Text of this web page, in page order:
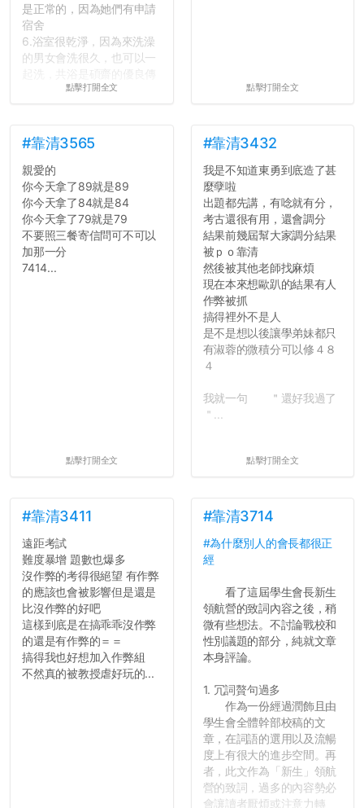
是正常的，因為她們有申請
宿舍
6.浴室很乾淨，因為來洗澡
的男女會洗很久，也可以一
舍房間，都歡迎留言讓我知
道...
點擊打開全文 點擊打開全文
#靠清3565
親愛的
你今天拿了89就是89
你今天拿了84就是84
你今天拿了79就是79
不要照三餐寄信問可不可以
加那一分
7414...
點擊打開全文
#靠清3432
我是不知道東勇到底造了甚
麼孽啦
出題都先講，有唸就有分，
考古還很有用，還會調分
結果前幾屆幫大家調分結果
被ｐｏ靠清
然後被其他老師找麻煩
現在本來想歐趴的結果有人
作弊被抓
搞得裡外不是人
是不是想以後讓學弟妹都只
有淑蓉的微積分可以修４８
４
我就一句 ＂還好我過了
＂...
點擊打開全文
#靠清3411
遠距考試
難度暴增 題數也爆多
沒作弊的考得很絕望 有作弊
的應該也會被影響但是還是
比沒作弊的好吧
這樣到底是在搞乖乖沒作弊
的還是有作弊的＝＝
搞得我也好想加入作弊組
不然真的被教授虐好玩的...
#靠清3714
#為什麼別人的會長都很正
經
看了這屆學生會長新生
領航營的致詞內容之後，稍
微有些想法。不討論戰校和
性別議題的部分，純就文章
本身評論。
1. 冗詞贅句過多
作為一份經過潤飾且由
學生會全體幹部校稿的文
章，在詞語的選用以及流暢
度上有很大的進步空間。再
者，此文作為「新生」領航
營的致詞，過多的內容勢必
會讓讀者厭煩或注意力轉